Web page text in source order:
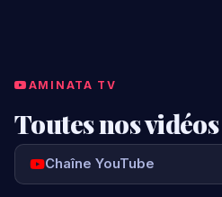
ON AIR Aminata TV —
12 vidéos